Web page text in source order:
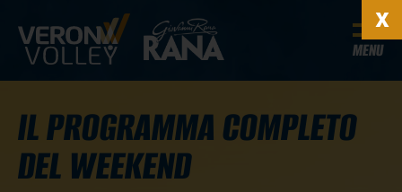
MENU
IL PROGRAMMA COMPLETO
DEL WEEKEND